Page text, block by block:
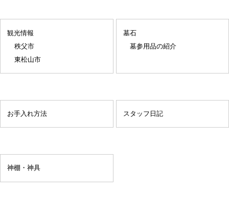
観光情報
秩父市
東松山市
墓石
墓参用品の紹介
お手入れ方法 スタッフ日記
神棚・神具